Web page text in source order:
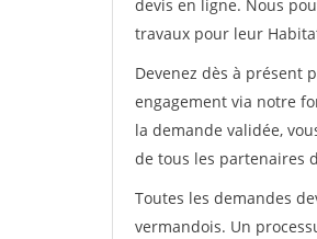
devis en ligne. Nous
travaux pour leur
Devenez dès à présent
engagement via notre
la demande validée,
de tous les partenaires
Toutes les demandes
vermandois. Un